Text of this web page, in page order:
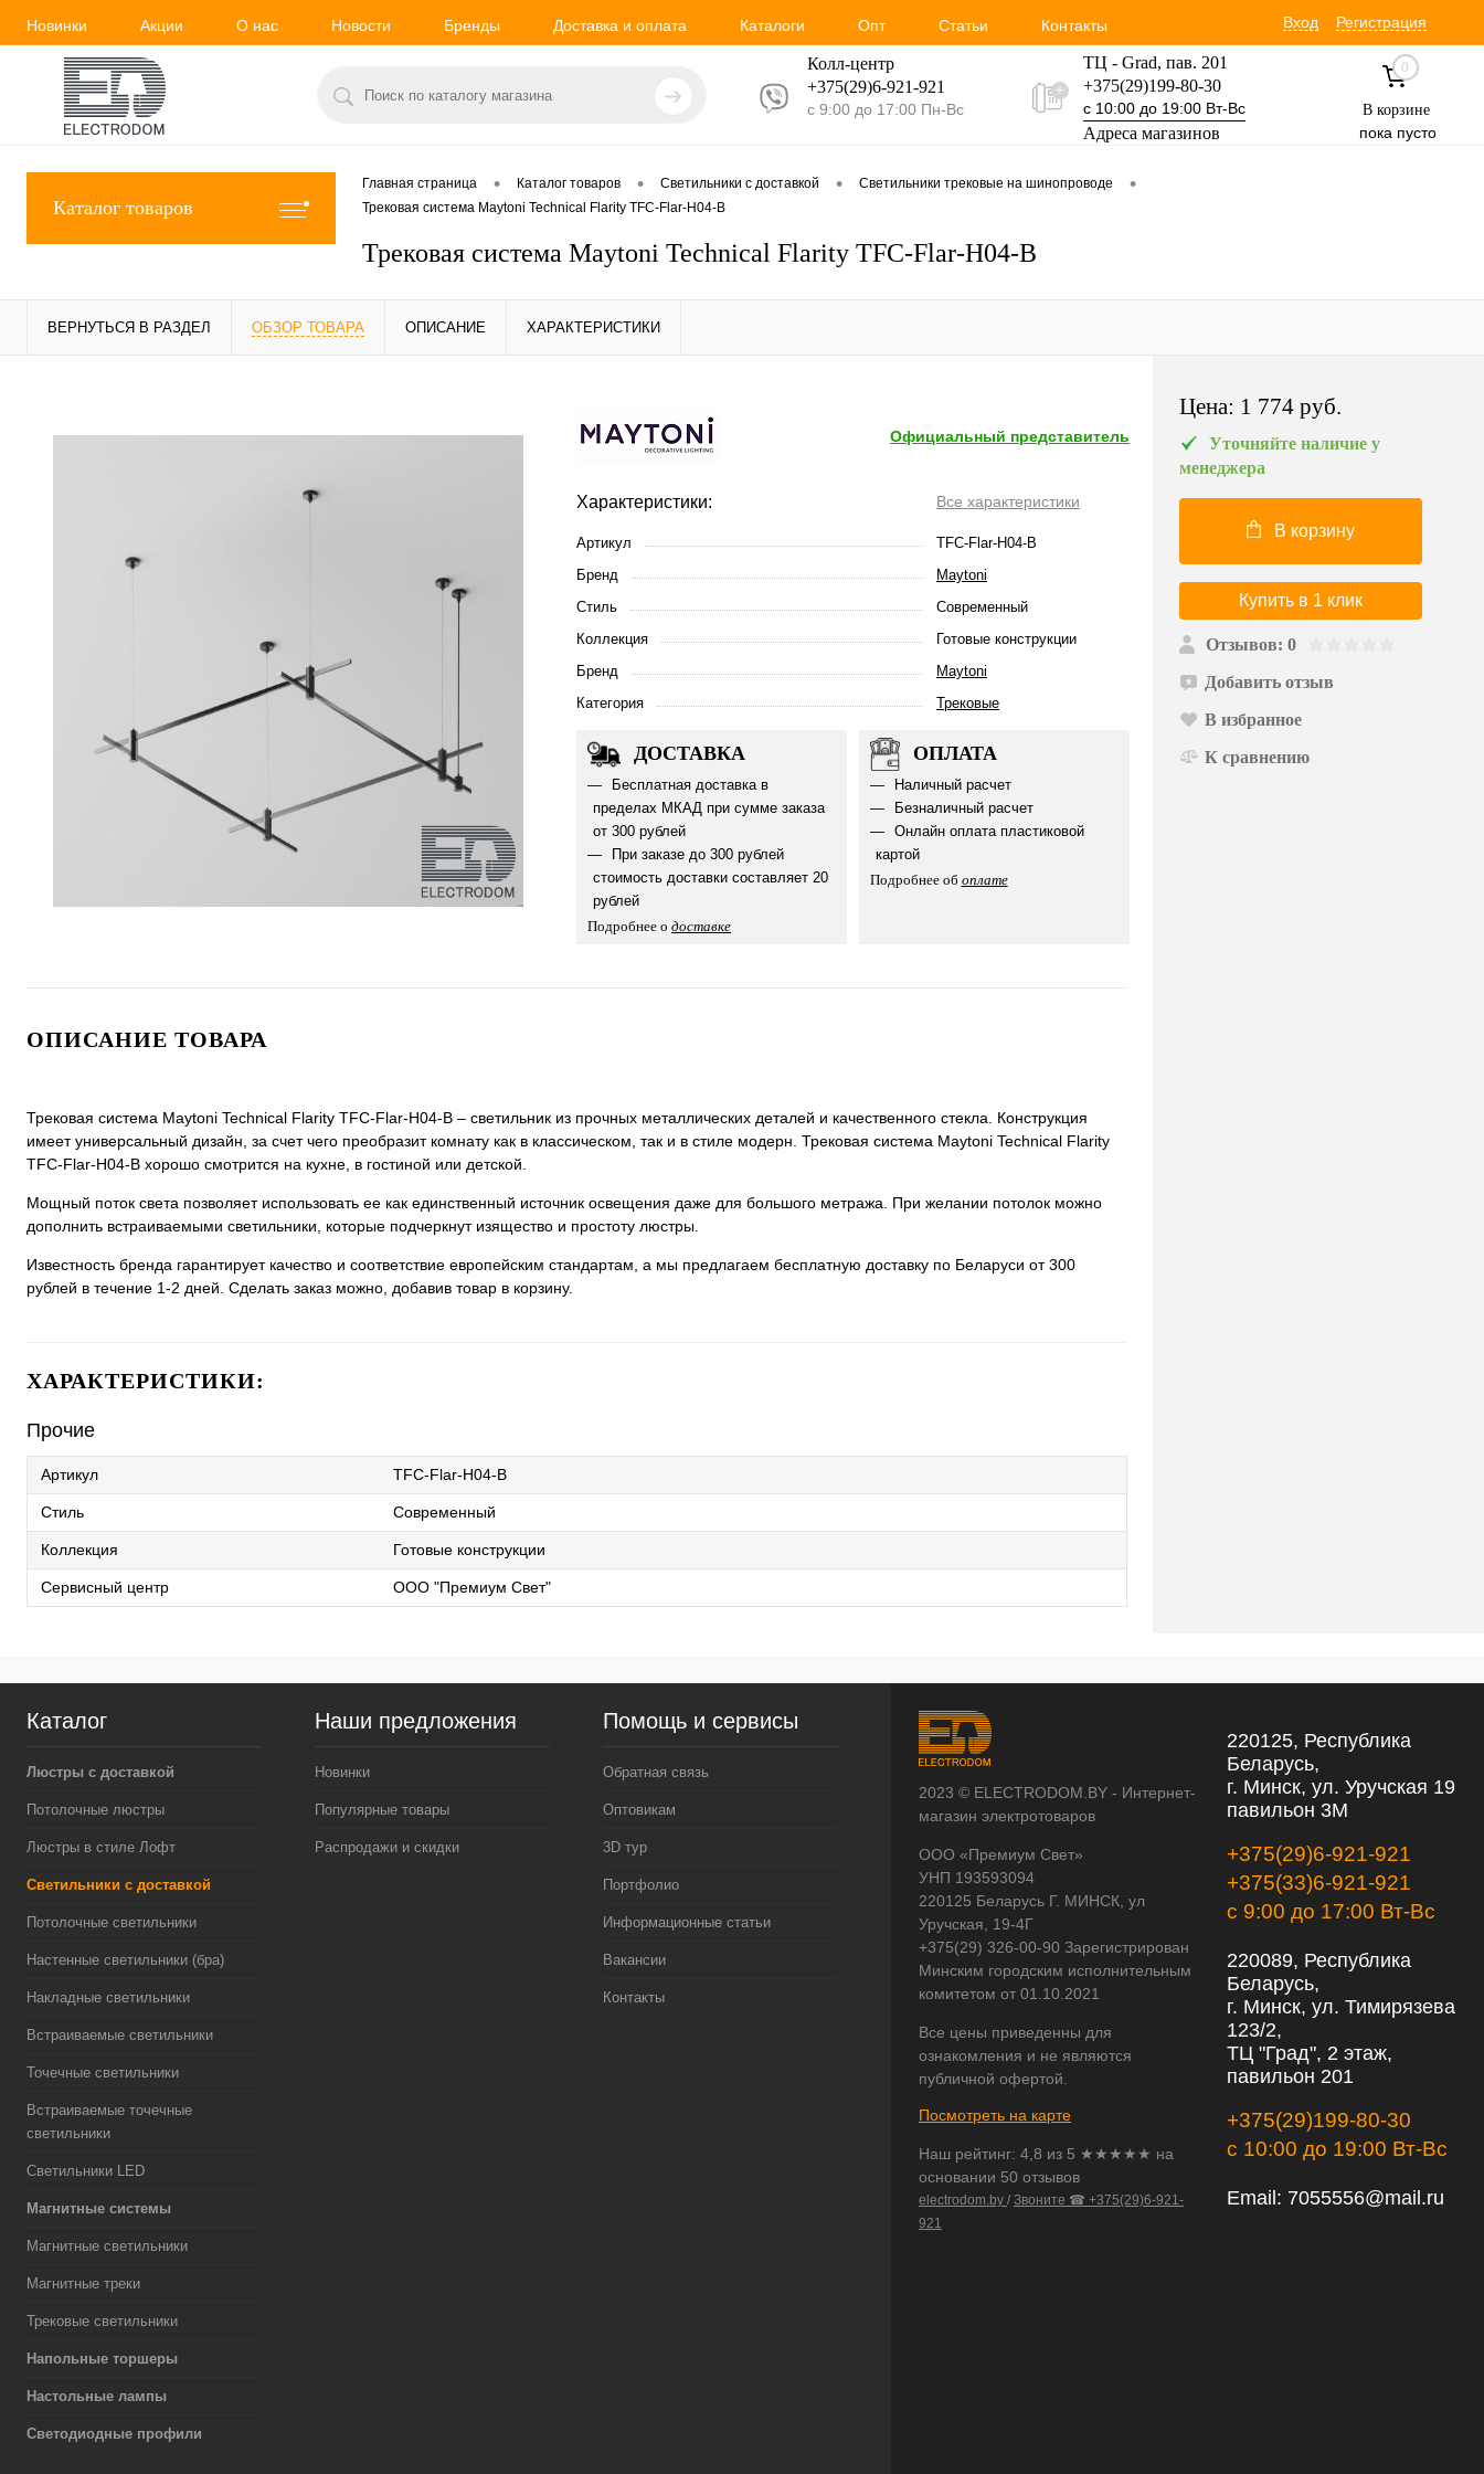
Новинки Акции О нас Новости Бренды Доставка и оплата Каталоги Опт Статьи Контакты Вход Регистрация
Колл-центр
+375(29)6-921-921
с 9:00 до 17:00 Пн-Вс
ТЦ - Grad, пав. 201
+375(29)199-80-30
с 10:00 до 19:00 Вт-Вс
Адреса магазинов
+375(29)354-30-60
0
В корзине
пока пусто
Каталог товаров
Главная страница • Каталог товаров • Светильники с доставкой • Светильники трековые на шинопроводе •
Трековая система Maytoni Technical Flarity TFC-Flar-H04-B
Трековая система Maytoni Technical Flarity TFC-Flar-H04-B
ВЕРНУТЬСЯ В РАЗДЕЛ ОБЗОР ТОВАРА ОПИСАНИЕ ХАРАКТЕРИСТИКИ
Официальный представитель
Характеристики: Все характеристики
Артикул
TFC-Flar-H04-B
Бренд
Maytoni
Стиль
Современный
Коллекция
Готовые конструкции
Бренд
Maytoni
Категория
Трековые
ДОСТАВКА
Бесплатная доставка в
пределах МКАД при сумме заказа
от 300 рублей
При заказе до 300 рублей
стоимость доставки составляет 20
рублей
Подробнее о доставке
ОПЛАТА
Наличный расчет
Безналичный расчет
Онлайн оплата пластиковой
картой
Подробнее об оплате
ОПИСАНИЕ ТОВАРА
Трековая система Maytoni Technical Flarity TFC-Flar-H04-B – светильник из прочных металлических деталей и качественного стекла. Конструкция
имеет универсальный дизайн, за счет чего преобразит комнату как в классическом, так и в стиле модерн. Трековая система Maytoni Technical Flarity
TFC-Flar-H04-B хорошо смотрится на кухне, в гостиной или детской.
Мощный поток света позволяет использовать ее как единственный источник освещения даже для большого метража. При желании потолок можно
дополнить встраиваемыми светильники, которые подчеркнут изящество и простоту люстры.
Известность бренда гарантирует качество и соответствие европейским стандартам, а мы предлагаем бесплатную доставку по Беларуси от 300
рублей в течение 1-2 дней. Сделать заказ можно, добавив товар в корзину.
ХАРАКТЕРИСТИКИ:
Прочие
Артикул TFC-Flar-H04-B
Стиль Современный
Коллекция Готовые конструкции
Сервисный центр ООО "Премиум Свет"
Цена: 1 774 pуб.
Уточняйте наличие у
менеджера
В корзину
Купить в 1 клик
Отзывов: 0
Добавить отзыв
В избранное
К сравнению
Каталог
Люстры с доставкой
Потолочные люстры
Люстры в стиле Лофт
Светильники с доставкой
Потолочные светильники
Настенные светильники (бра)
Накладные светильники
Встраиваемые светильники
Точечные светильники
Встраиваемые точечные
светильники
Светильники LED
Магнитные системы
Магнитные светильники
Магнитные треки
Трековые светильники
Напольные торшеры
Настольные лампы
Светодиодные профили
Наши предложения
Новинки
Популярные товары
Распродажи и скидки
Помощь и сервисы
Обратная связь
Оптовикам
3D тур
Портфолио
Информационные статьи
Вакансии
Контакты
2023 © ELECTRODOM.BY - Интернет-
магазин электротоваров
ООО «Премиум Свет»
УНП 193593094
220125 Беларусь Г. МИНСК, ул
Уручская, 19-4Г
+375(29) 326-00-90 Зарегистрирован
Минским городским исполнительным
комитетом от 01.10.2021
Все цены приведенны для
ознакомления и не являются
публичной офертой.
Посмотреть на карте
Наш рейтинг: 4,8 из 5 ★★★★★ на
основании 50 отзывов
electrodom.by / Звоните ☎ +375(29)6-921-
921
220125, Республика
Беларусь,
г. Минск, ул. Уручская 19
павильон 3М
+375(29)6-921-921
+375(33)6-921-921
с 9:00 до 17:00 Вт-Вс
220089, Республика
Беларусь,
г. Минск, ул. Тимирязева
123/2,
ТЦ "Град", 2 этаж,
павильон 201
+375(29)199-80-30
с 10:00 до 19:00 Вт-Вс
Email: 7055556@mail.ru